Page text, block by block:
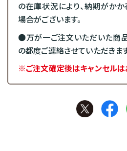
の在庫状況により、納期がか
場合がございます。
●万が一ご注文いただいた商
の都度ご連絡させていただきます
※ご注文確定後はキャンセルは